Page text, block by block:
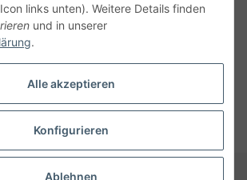
dürfen Bier, Wein, weinähnliche Getränke
Mischungen mit diesen an Kinder und
wir an alle, ehrliche Angaben bei
denn Jugendlichen unter 18 Jahren ist es
bei zeitfurwein.de zu bestellen.
Mehrwertsteuer, zzgl.
links unten). Weitere Details finden
und in unserer
.
Alle akzeptieren
Konfigurieren
Ablehnen